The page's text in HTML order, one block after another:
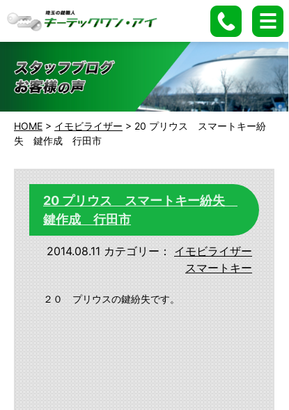
HOME > イモビライザー > 20 プリウス スマートキー紛
失 鍵作成 行田市
20 プリウス スマートキー紛失
鍵作成 行田市
2014.08.11 カテゴリー：
イモビライザー
スマートキー
２０ プリウスの鍵紛失です。